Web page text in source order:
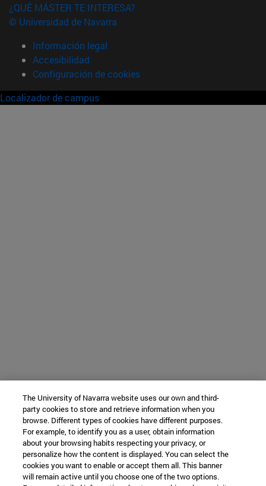
¿QUÉ MÁSTER TE INTERESA?
© Universidad de Navarra
Información legal
Accesibilidad
Configuración de cookies
Localizador de campus
The University of Navarra website uses our own and third-
party cookies to store and retrieve information when you
browse. Different types of cookies have different purposes.
For example, to identify you as a user, obtain information
about your browsing habits respecting your privacy, or
personalize how the content is displayed. You can select the
cookies you want to enable or accept them all. This banner
will remain active until you choose one of the two options.